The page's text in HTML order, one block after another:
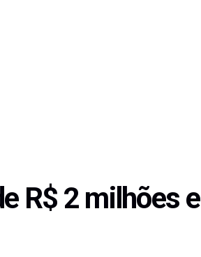
R$ 2 milhões e